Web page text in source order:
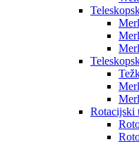
Rotacijski